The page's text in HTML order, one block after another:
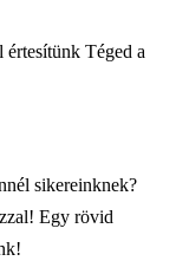
Téged a
sikereinknek?
Egy rövid